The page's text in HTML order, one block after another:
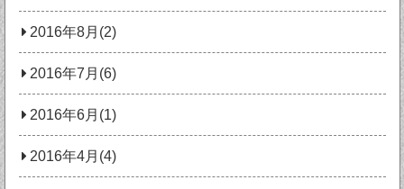
2016年8月(2)
2016年7月(6)
2016年6月(1)
2016年4月(4)